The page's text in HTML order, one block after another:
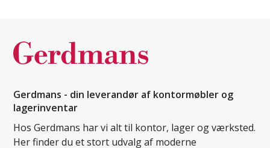
Gerdmans - din leverandør af kontormøbler og
lagerinventar
Hos Gerdmans har vi alt til kontor, lager og værksted.
Her finder du et stort udvalg af moderne